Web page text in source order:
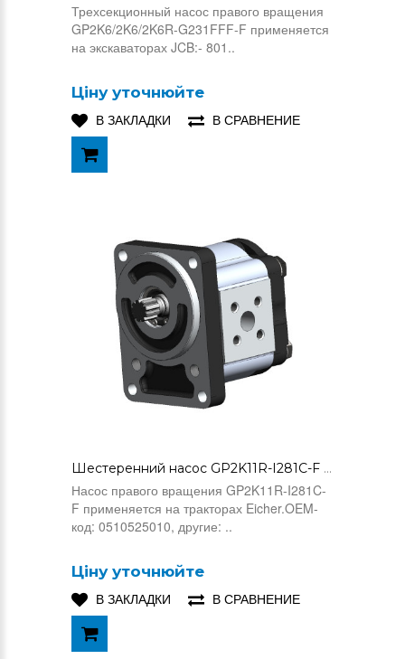
Трехсекционный насос правого вращения
GP2K6/2K6/2K6R-G231FFF-F применяется
на экскаваторах JCB:- 801..
Ціну уточнюйте
В ЗАКЛАДКИ
В СРАВНЕНИЕ
Шестеренний насос GP2K11R-I281C-F (0510525010)
Насос правого вращения GP2K11R-I281C-
F применяется на тракторах Eicher.OEM-
код: 0510525010, другие: ..
Ціну уточнюйте
В ЗАКЛАДКИ
В СРАВНЕНИЕ